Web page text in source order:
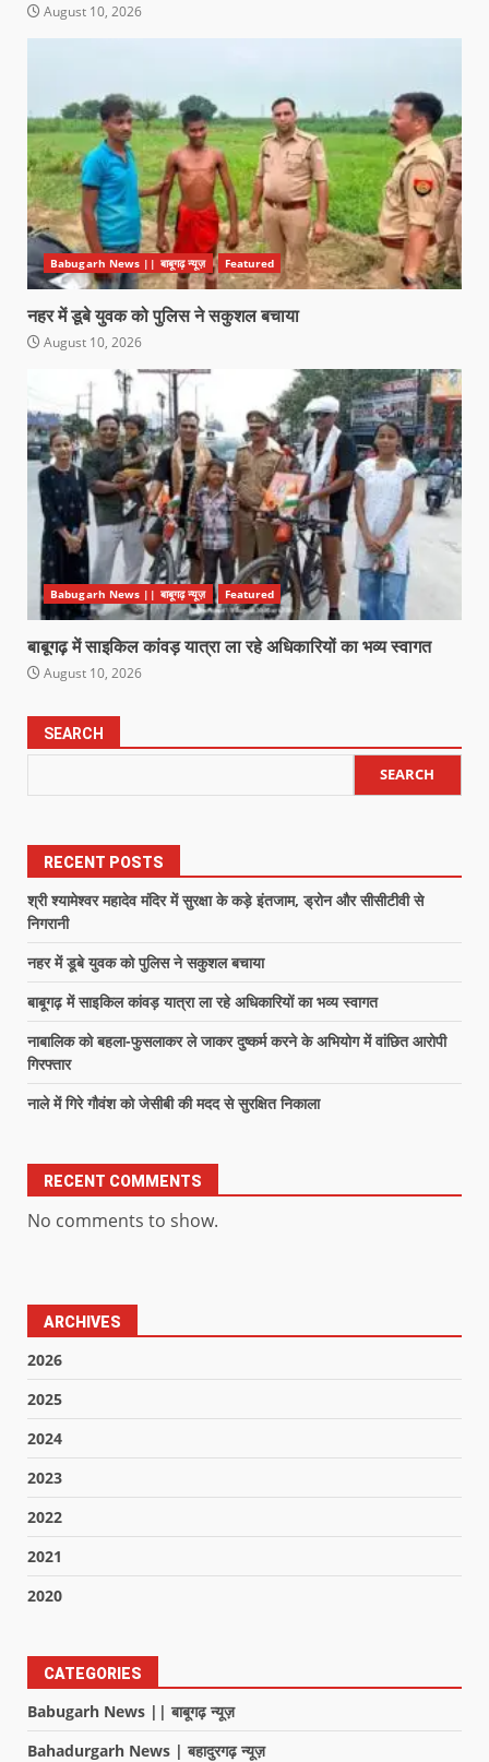
August 10, 2026
Babugarh News || बाबूगढ़ न्यूज़ Featured
नहर में डूबे युवक को पुलिस ने सकुशल बचाया
August 10, 2026
Babugarh News || बाबूगढ़ न्यूज़ Featured
बाबूगढ़ में साइकिल कांवड़ यात्रा ला रहे अधिकारियों का भव्य स्वागत
August 10, 2026
SEARCH
SEARCH
RECENT POSTS
श्री श्यामेश्वर महादेव मंदिर में सुरक्षा के कड़े इंतजाम, ड्रोन और सीसीटीवी से
निगरानी
नहर में डूबे युवक को पुलिस ने सकुशल बचाया
बाबूगढ़ में साइकिल कांवड़ यात्रा ला रहे अधिकारियों का भव्य स्वागत
नाबालिक को बहला-फुसलाकर ले जाकर दुष्कर्म करने के अभियोग में वांछित आरोपी
गिरफ्तार
नाले में गिरे गौवंश को जेसीबी की मदद से सुरक्षित निकाला
RECENT COMMENTS
No comments to show.
ARCHIVES
2026
2025
2024
2023
2022
2021
2020
CATEGORIES
Babugarh News || बाबूगढ़ न्यूज़
Bahadurgarh News | बहादुरगढ़ न्यूज़